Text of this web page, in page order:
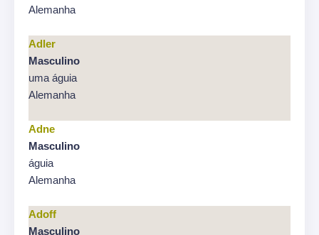
Alemanha
Adler
Masculino
uma águia
Alemanha
Adne
Masculino
águia
Alemanha
Adoff
Masculino